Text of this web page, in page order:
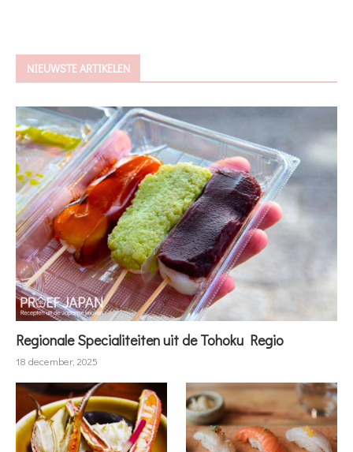
NIEUWSTE ARTIKELEN
Regionale Specialiteiten uit de Tohoku Regio
18 december, 2025